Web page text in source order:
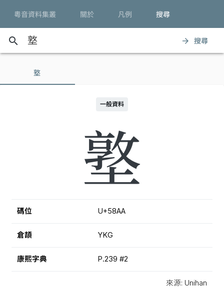
粵音資料集叢 關於 凡例 搜尋
search arrow_forward 搜尋
墪
一般資料
墪
碼位 U+58AA
倉頡 YKG
康熙字典 P.239 #2
來源: Unihan